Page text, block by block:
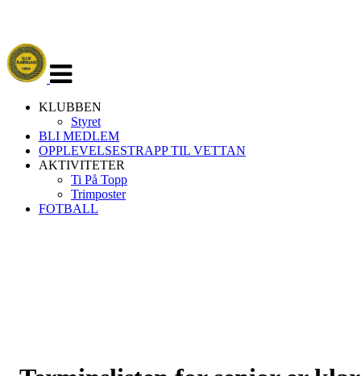
navigasjon
KLUBBEN
Styret
BLI MEDLEM
OPPLEVELSESTRAPP TIL VETTAN
AKTIVITETER
Ti På Topp
Trimposter
FOTBALL